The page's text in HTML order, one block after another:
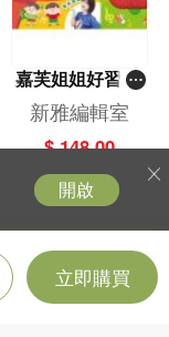
立即購買
嘉芙姐姐好習慣
兒歌小手機
新雅編輯室
$ 148.00
開啟